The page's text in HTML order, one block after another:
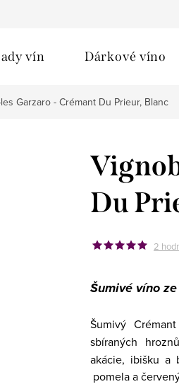
vín Dárkové víno
Garzaro - Crémant Du Prieur, Blanc
Du
2
Šumivé víno
Šumivý
sbíraných hroznů
akácie, ibišku a
pomela a